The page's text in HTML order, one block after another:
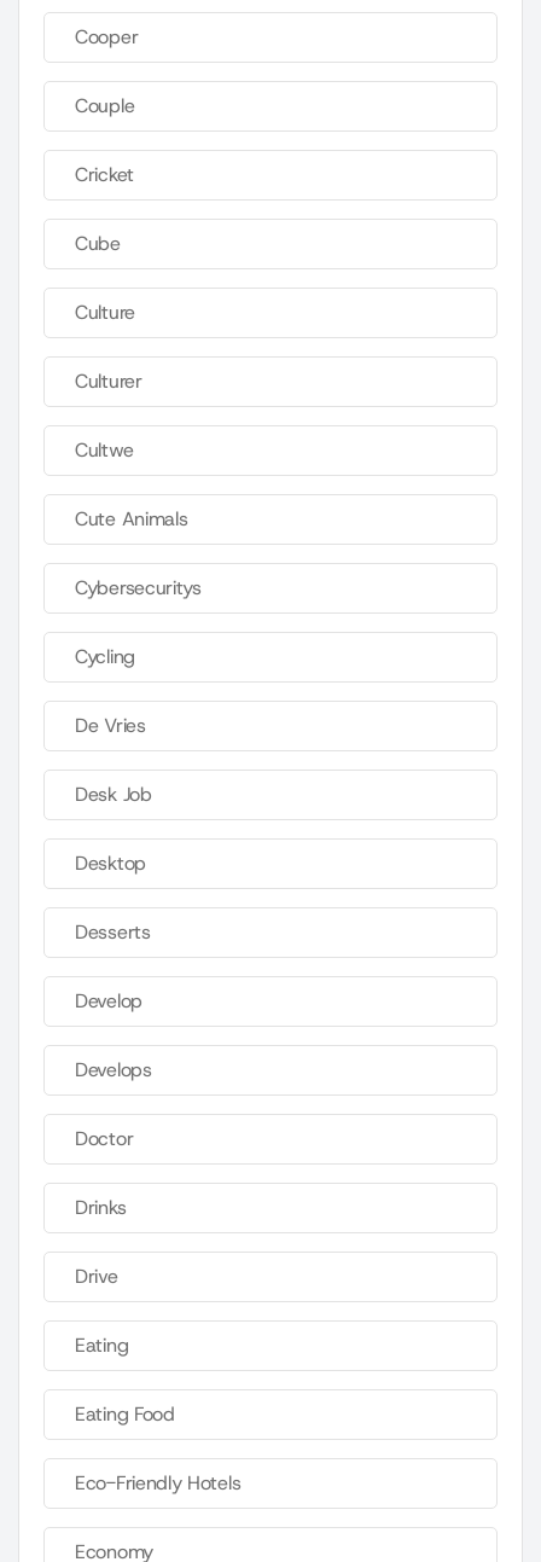
Cooper
Couple
Cricket
Cube
Culture
Culturer
Cultwe
Cute Animals
Cybersecuritys
Cycling
De Vries
Desk Job
Desktop
Desserts
Develop
Develops
Doctor
Drinks
Drive
Eating
Eating Food
Eco-Friendly Hotels
Economy